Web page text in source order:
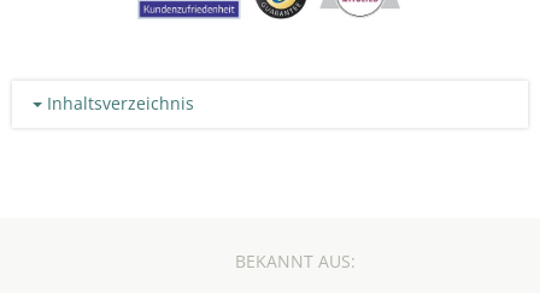
Inhaltsverzeichnis
BEKANNT AUS: